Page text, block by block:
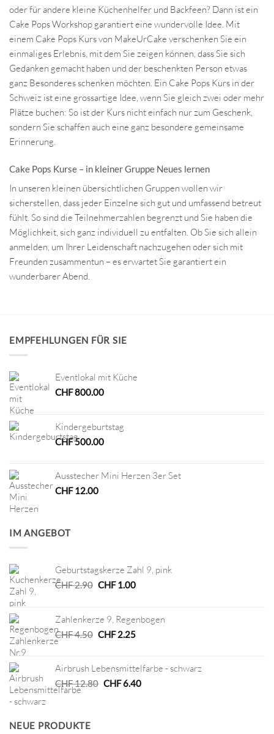
oder für andere kleine Küchenhelfer und Backfeen? Dann ist ein
Cake Pops Workshop garantiert eine wundervolle Idee. Mit
einem Cake Pops Kurs von MakeUrCake verschenken Sie ein
einmaliges Erlebnis, mit dem Sie zeigen können, dass Sie sich
Gedanken gemacht haben und der beschenkten Person etwas
ganz Besonderes schenken möchten. Ein Cake Pops Kurs in der
Schweiz ist eine grossartige Idee, wenn Sie gleich zwei oder mehr
Plätze buchen: So ist der Kurs nicht einfach nur zum Geschenk,
sondern Sie schaffen auch eine ganz besondere gemeinsame
Erinnerung.
Cake Pops Kurse – in kleiner Gruppe Neues lernen
In unseren kleinen übersichtlichen Gruppen wollen wir
sicherstellen, dass jeder Einzelne sich gut und umfassend betreut
fühlt. So sind die Teilnehmerzahlen begrenzt und Sie haben die
Möglichkeit, sich ganz individuell zu entfalten. Ob Sie sich allein
anmelden, um Ihrer Leidenschaft nachzugehen oder sich mit
Freunden zusammentun – es erwartet Sie garantiert ein
wunderbarer Abend.
EMPFEHLUNGEN FÜR SIE
Eventlokal mit Küche
CHF800.00
Kindergeburtstag
CHF500.00
Ausstecher Mini Herzen 3er Set
CHF12.00
IM ANGEBOT
Geburtstagskerze Zahl 9, pink
CHF2.90 Ursprünglicher
CHF 2.90
CHF1.00Aktueller
CHF 1.00.
Zahlenkerze 9, Regenbogen
CHF4.50 Ursprünglicher
CHF 4.50
CHF2.25Aktueller
CHF 2.25.
Airbrush Lebensmittelfarbe - schwarz
CHF12.80 Ursprünglicher
CHF6.40Aktueller
NEUE PRODUKTE